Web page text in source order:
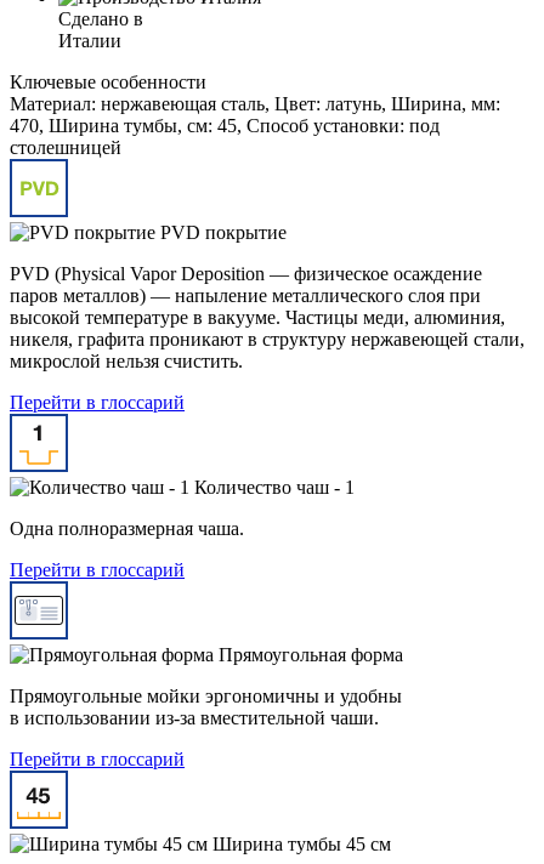
Сделано в
Италии
Ключевые особенности
Материал: нержавеющая сталь, Цвет: латунь, Ширина, мм:
470, Ширина тумбы, см: 45, Способ установки: под
столешницей
PVD покрытие
PVD (Physical Vapor Deposition — физическое осаждение
паров металлов) — напыление металлического слоя при
высокой температуре в вакууме. Частицы меди, алюминия,
никеля, графита проникают в структуру нержавеющей стали,
микрослой нельзя счистить.
Перейти в глоссарий
Количество чаш - 1
Одна полноразмерная чаша.
Перейти в глоссарий
Прямоугольная форма
Прямоугольные мойки эргономичны и удобны
в использовании из-за вместительной чаши.
Перейти в глоссарий
Ширина тумбы 45 см